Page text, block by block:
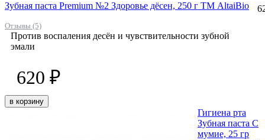
Зубная паста Premium №2 Здоровье дёсен, 250 г ТМ AltaiBio
Отзывы (5)
Против воспаления десён и чувствительности зубной
эмали
620 ₽
в корзину
Гигиена рта
Зубная паста С
мумие, 25 гр